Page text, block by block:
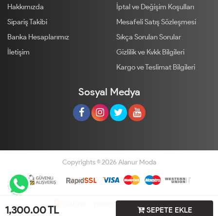
1,300.00TL SEPETE EKLE
Hakkımızda
Sipariş Takibi
Banka Hesaplarımız
İletişim
İptal ve Değişim Koşulları
Mesafeli Satış Sözleşmesi
Sıkça Sorulan Sorular
Gizlilik ve Kvkk Bilgileri
Kargo ve Teslimat Bilgileri
Sosyal Medya
Copyrights © 2026 Alanur Moda
Geliştir - powered by innovation